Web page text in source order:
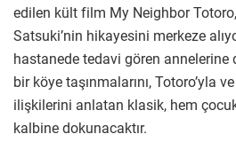
edilen kült film My Neighbor
Satsuki’nin hikayesini merkeze
hastanede tedavi gören annelerine
bir köye taşınmalarını, Totoro’yla
ilişkilerini anlatan klasik, hem
kalbine dokunacaktır.